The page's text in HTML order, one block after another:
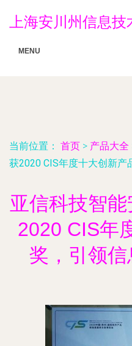
上海安川州信息技
MENU
当前位置： 首页 > 产品大全
获2020 CIS年度十大创新产
亚信科技智
2020 CIS年
奖，引领